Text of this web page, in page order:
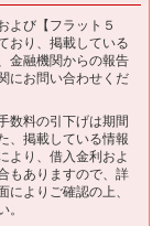
超
新規・借換
え共通
９
割
下
年
９
割
超
よび【フラット５
おり、掲載している
金融機関からの報告
にお問い合わせくだ
数料の引下げは期間
、掲載している情報
より、借入金利およ
もありますので、詳
よりご確認の上、
。